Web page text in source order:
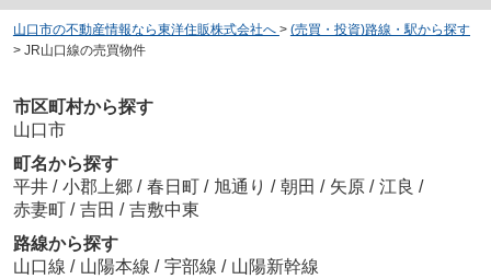
山口市の不動産情報なら東洋住販株式会社へ > (売買・投資)路線・駅から探す
> JR山口線の売買物件
市区町村から探す
山口市
町名から探す
平井 / 小郡上郷 / 春日町 / 旭通り / 朝田 / 矢原 / 江良 /
赤妻町 / 吉田 / 吉敷中東
路線から探す
山口線 / 山陽本線 / 宇部線 / 山陽新幹線